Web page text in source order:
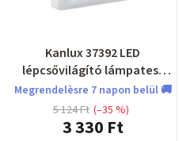
n
á
Kanlux 37392 LED
lépcsővilágító lámpatest
elemre 3XAAA IRS3xAAA LED
PIR W-NW
Megrendelèsre 7 napon belül 🚚
3 330 Ft
5 124 Ft (–35 %)